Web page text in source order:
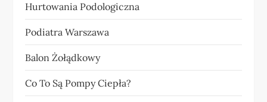
Hurtowania Podologiczna
Podiatra Warszawa
Balon Żołądkowy
Co To Są Pompy Ciepła?